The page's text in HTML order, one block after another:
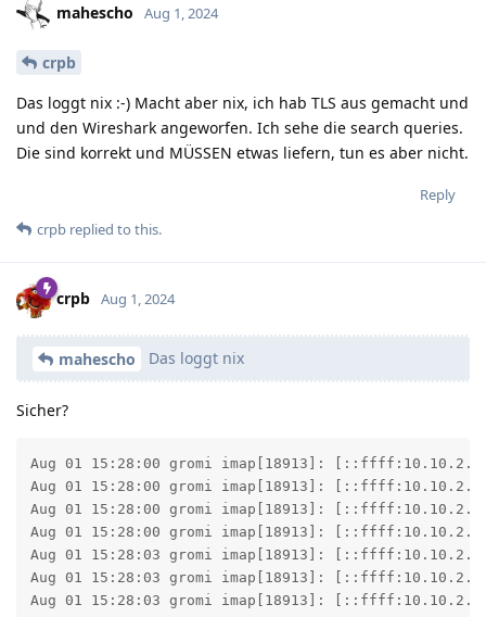
mahescho Aug 1, 2024
crpb
Das loggt nix :-) Macht aber nix, ich hab TLS aus gemacht und
und den Wireshark angeworfen. Ich sehe die search queries.
Die sind korrekt und MÜSSEN etwas liefern, tun es aber nicht.
Reply
crpb replied to this.
crpb Aug 1, 2024
mahescho Das loggt nix
Sicher?
Aug 01 15:28:00 gromi imap[18913]:
Aug 01 15:28:00 gromi imap[18913]:
Aug 01 15:28:00 gromi imap[18913]:
Aug 01 15:28:00 gromi imap[18913]:
Aug 01 15:28:03 gromi imap[18913]:
Aug 01 15:28:03 gromi imap[18913]:
Aug 01 15:28:03 gromi imap[18913]: